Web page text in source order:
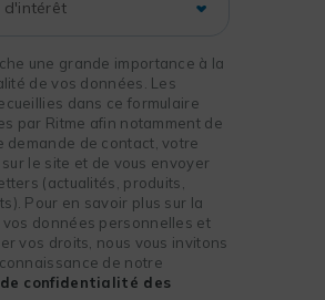
une grande importance à la
de vos données. Les
dans ce formulaire
par Ritme afin notamment de
demande de contact, votre
le site et de vous envoyer
(actualités, produits,
Pour en savoir plus sur la
vos données personnelles et
vos droits, nous vous invitons
de notre
confidentialité des